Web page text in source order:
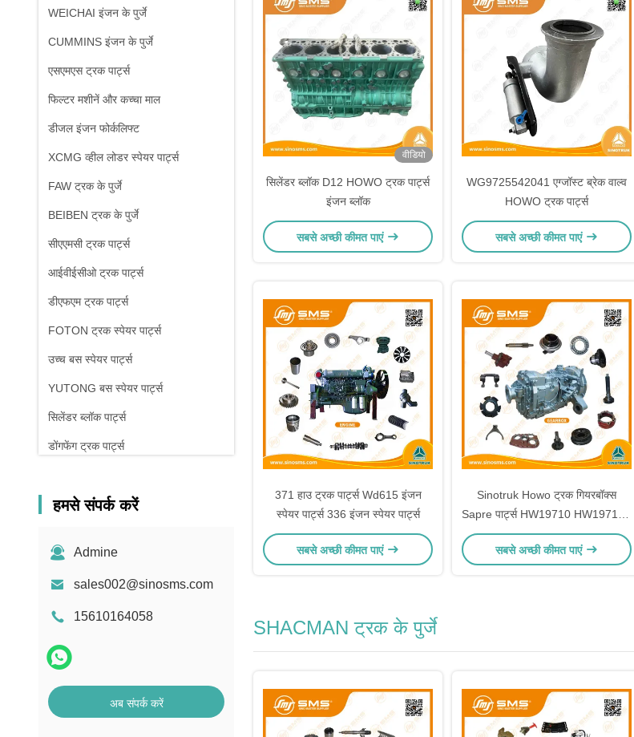
WEICHAI इंजन के पुर्जे
CUMMINS इंजन के पुर्जे
एसएमएस ट्रक पार्ट्स
फिल्टर मशीनें और कच्चा माल
डीजल इंजन फोर्कलिफ्ट
XCMG व्हील लोडर स्पेयर पार्ट्स
FAW ट्रक के पुर्जे
BEIBEN ट्रक के पुर्जे
सीएएमसी ट्रक पार्ट्स
आईवीईसीओ ट्रक पार्ट्स
डीएफएम ट्रक पार्ट्स
FOTON ट्रक स्पेयर पार्ट्स
उच्च बस स्पेयर पार्ट्स
YUTONG बस स्पेयर पार्ट्स
सिलेंडर ब्लॉक पार्ट्स
डोंगफेंग ट्रक पार्ट्स
हमसे संपर्क करें
Admine
sales002@sinosms.com
15610164058
अब संपर्क करें
वीडियो
सिलेंडर ब्लॉक D12 HOWO ट्रक पार्ट्स
इंजन ब्लॉक
सबसे अच्छी कीमत पाएं
WG9725542041 एग्जॉस्ट ब्रेक वाल्व
HOWO ट्रक पार्ट्स
सबसे अच्छी कीमत पाएं
371 हाउ ट्रक पार्ट्स Wd615 इंजन
स्पेयर पार्ट्स 336 इंजन स्पेयर पार्ट्स
सबसे अच्छी कीमत पाएं
Sinotruk Howo ट्रक गियरबॉक्स
Sapre पार्ट्स HW19710 HW19710T
HW19712
सबसे अच्छी कीमत पाएं
SHACMAN ट्रक के पुर्जे